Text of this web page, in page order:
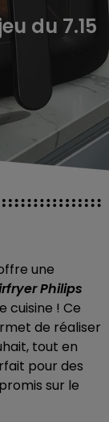
du 7.15
une
Philips
! Ce
de réaliser
tout en
pour des
sur le